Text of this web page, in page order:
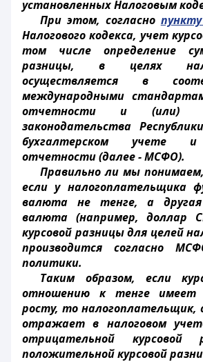
установленных Налоговым
При этом, согласно
Налогового кодекса, учет
том числе определение
разницы, в целях
осуществляется в
международными
отчетности и (или)
законодательства
бухгалтерском учете и
отчетности (далее - МСФО).
Правильно ли мы
если у налогоплательщика
валюта не тенге, а другая
валюта (например, доллар
курсовой разницы для целей
производится согласно
политики.
Таким образом, если
отношению к тенге имеет
росту, то налогоплательщик,
отражает в налоговом
отрицательной курсовой
положительной курсовой